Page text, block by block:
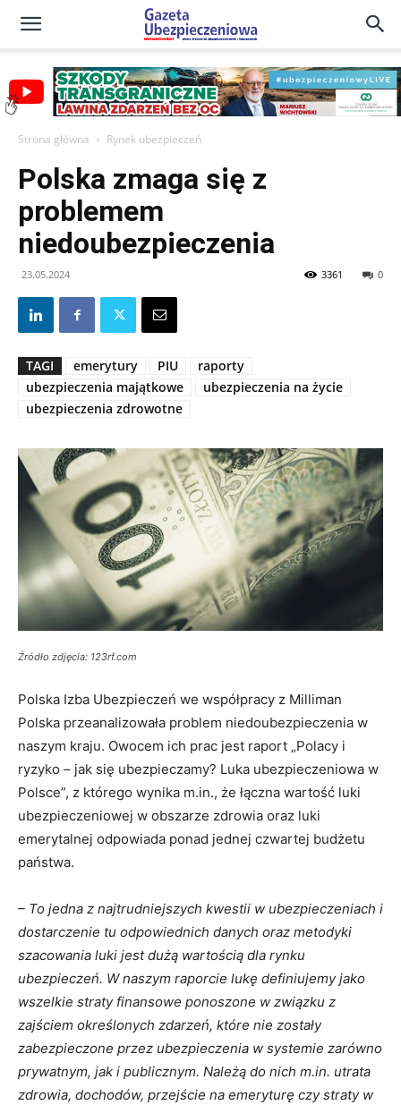
Gazeta
Ubezpieczeniowa
Portal
Strona główna Rynek ubezpieczeń
Polska zmaga się z
problemem
niedoubezpieczenia
23.05.2024 0
3361
TAGI emerytury PIU
raporty
ubezpieczenia majątkowe
ubezpieczenia na życie
ubezpieczenia zdrowotne
Źródło zdjęcia: 123rf.com
Polska Izba Ubezpieczeń we współpracy z Milliman
Polska przeanalizowała problem niedoubezpieczenia w
naszym kraju. Owocem ich prac jest raport „Polacy i
ryzyko – jak się ubezpieczamy? Luka ubezpieczeniowa w
Polsce”, z którego wynika m.in., że łączna wartość luki
ubezpieczeniowej w obszarze zdrowia oraz luki
emerytalnej odpowiada ponad jednej czwartej budżetu
państwa.
– To jedna z najtrudniejszych kwestii w ubezpieczeniach i
dostarczenie tu odpowiednich danych oraz metodyki
szacowania luki jest dużą wartością dla rynku
ubezpieczeń. W naszym raporcie lukę definiujemy jako
wszelkie straty finansowe ponoszone w związku z
zajściem określonych zdarzeń, które nie zostały
zabezpieczone przez ubezpieczenia w systemie zarówno
prywatnym, jak i publicznym. Należą do nich m.in. utrata
zdrowia, dochodów, przejście na emeryturę czy straty w